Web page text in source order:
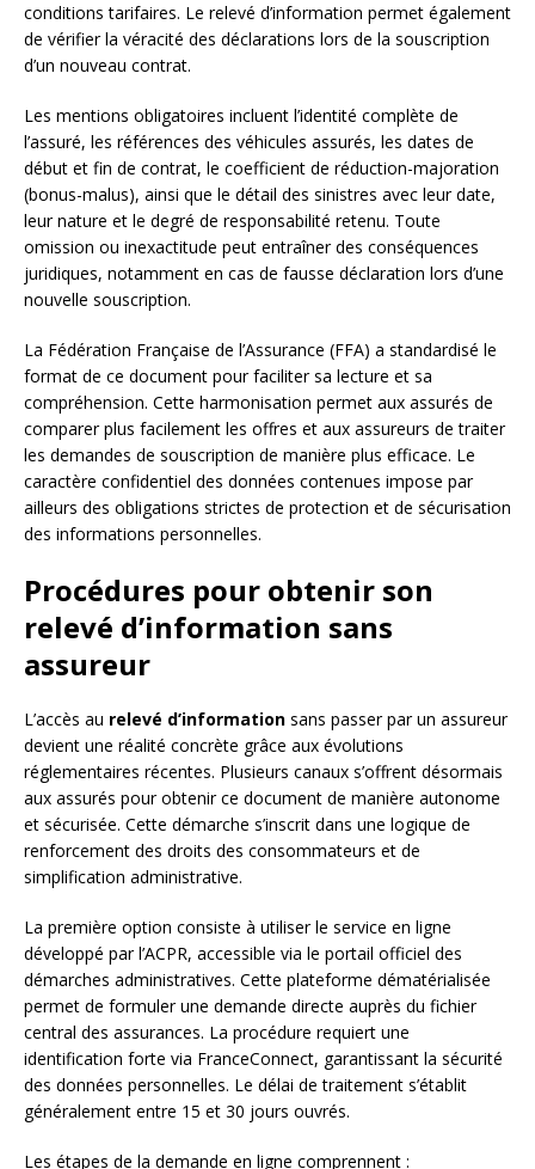
conditions tarifaires. Le relevé d’information permet également
de vérifier la véracité des déclarations lors de la souscription
d’un nouveau contrat.
Les mentions obligatoires incluent l’identité complète de
l’assuré, les références des véhicules assurés, les dates de
début et fin de contrat, le coefficient de réduction-majoration
(bonus-malus), ainsi que le détail des sinistres avec leur date,
leur nature et le degré de responsabilité retenu. Toute
omission ou inexactitude peut entraîner des conséquences
juridiques, notamment en cas de fausse déclaration lors d’une
nouvelle souscription.
La Fédération Française de l’Assurance (FFA) a standardisé le
format de ce document pour faciliter sa lecture et sa
compréhension. Cette harmonisation permet aux assurés de
comparer plus facilement les offres et aux assureurs de traiter
les demandes de souscription de manière plus efficace. Le
caractère confidentiel des données contenues impose par
ailleurs des obligations strictes de protection et de sécurisation
des informations personnelles.
Procédures pour obtenir son
relevé d’information sans
assureur
L’accès au relevé d’information sans passer par un assureur
devient une réalité concrète grâce aux évolutions
réglementaires récentes. Plusieurs canaux s’offrent désormais
aux assurés pour obtenir ce document de manière autonome
et sécurisée. Cette démarche s’inscrit dans une logique de
renforcement des droits des consommateurs et de
simplification administrative.
La première option consiste à utiliser le service en ligne
développé par l’ACPR, accessible via le portail officiel des
démarches administratives. Cette plateforme dématérialisée
permet de formuler une demande directe auprès du fichier
central des assurances. La procédure requiert une
identification forte via FranceConnect, garantissant la sécurité
des données personnelles. Le délai de traitement s’établit
généralement entre 15 et 30 jours ouvrés.
Les étapes de la demande en ligne comprennent :